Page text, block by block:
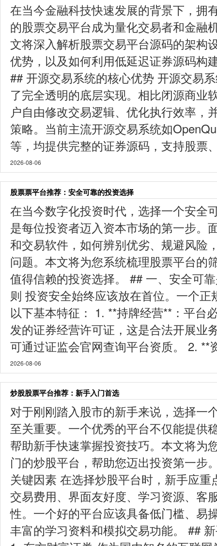
在当今金融科技快速发展的背景下，拥
的股票交易平台成为量化交易者和金融
文将深入解析股票交易平台源码的架构
优势，以及如何利用低延迟证券源码构
## 开源交易系统的核心优势 开源交易
了完全透明的底层实现。相比闭源商业
户自由修改交易逻辑、优化执行效率，
策略。当前主流开源交易系统如
等，均提供完整的证券源码，支持股票
2026-08-06
股票票平台推荐：安全可靠的投资选择
在当今数字化投资时代，选择一个安全
是每位投资者迈入资本市场的第一步。
和交易软件，如何辨别优劣、规避风险
问题。本文将为您系统梳理股票平台的
值得信赖的投资选择。 ## 一、安全可
则 投资安全始终应该放在首位。一个
以下基本特征： 1. **持牌经营**：平台
发的证券经营许可证，这是合法开展业
可通过证监会官网查询平台资质。 2. **
2026-08-06
炒股股票平台推荐：新手入门首选
对于刚刚踏入股市的新手来说，选择一
至关重要。一个优秀的平台不仅能提供
帮助新手快速掌握投资技巧。本文将为
门的炒股平台，帮助您迈出投资第一步
关键因素 在选择炒股平台时，新手应
交易费用、界面友好度、学习资源、客
性。一个好的平台应该具备低门槛、易
丰富的学习资料和模拟交易功能。 ##